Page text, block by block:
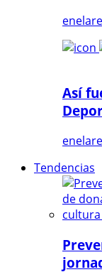
Así
Tendencias